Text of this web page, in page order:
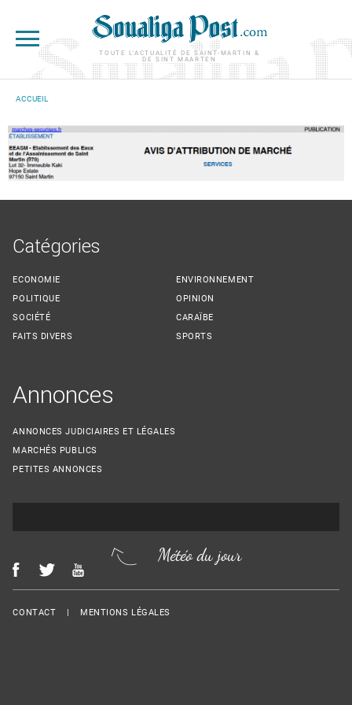
TOUTE L'ACTUALITÉ DE SAINT-MARTIN &
DE SINT MAARTEN
ACCUEIL
Catégories
ECONOMIE
POLITIQUE
SOCIÉTÉ
FAITS DIVERS
ENVIRONNEMENT
OPINION
CARAÏBE
SPORTS
Annonces
ANNONCES JUDICIAIRES ET LÉGALES
MARCHÉS PUBLICS
PETITES ANNONCES
Météo du jour
Menu Footer
CONTACT MENTIONS LÉGALES